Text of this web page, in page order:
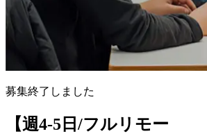
募集終了しました
【週4-5日/フルリモー